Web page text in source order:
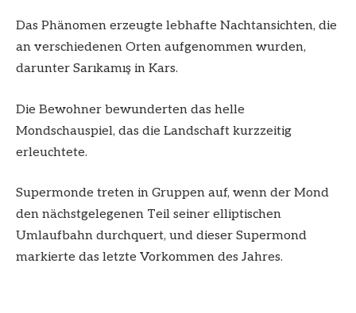
Das Phänomen erzeugte lebhafte Nachtansichten, die
an verschiedenen Orten aufgenommen wurden,
darunter Sarıkamış in Kars.
Die Bewohner bewunderten das helle
Mondschauspiel, das die Landschaft kurzzeitig
erleuchtete.
Supermonde treten in Gruppen auf, wenn der Mond
den nächstgelegenen Teil seiner elliptischen
Umlaufbahn durchquert, und dieser Supermond
markierte das letzte Vorkommen des Jahres.